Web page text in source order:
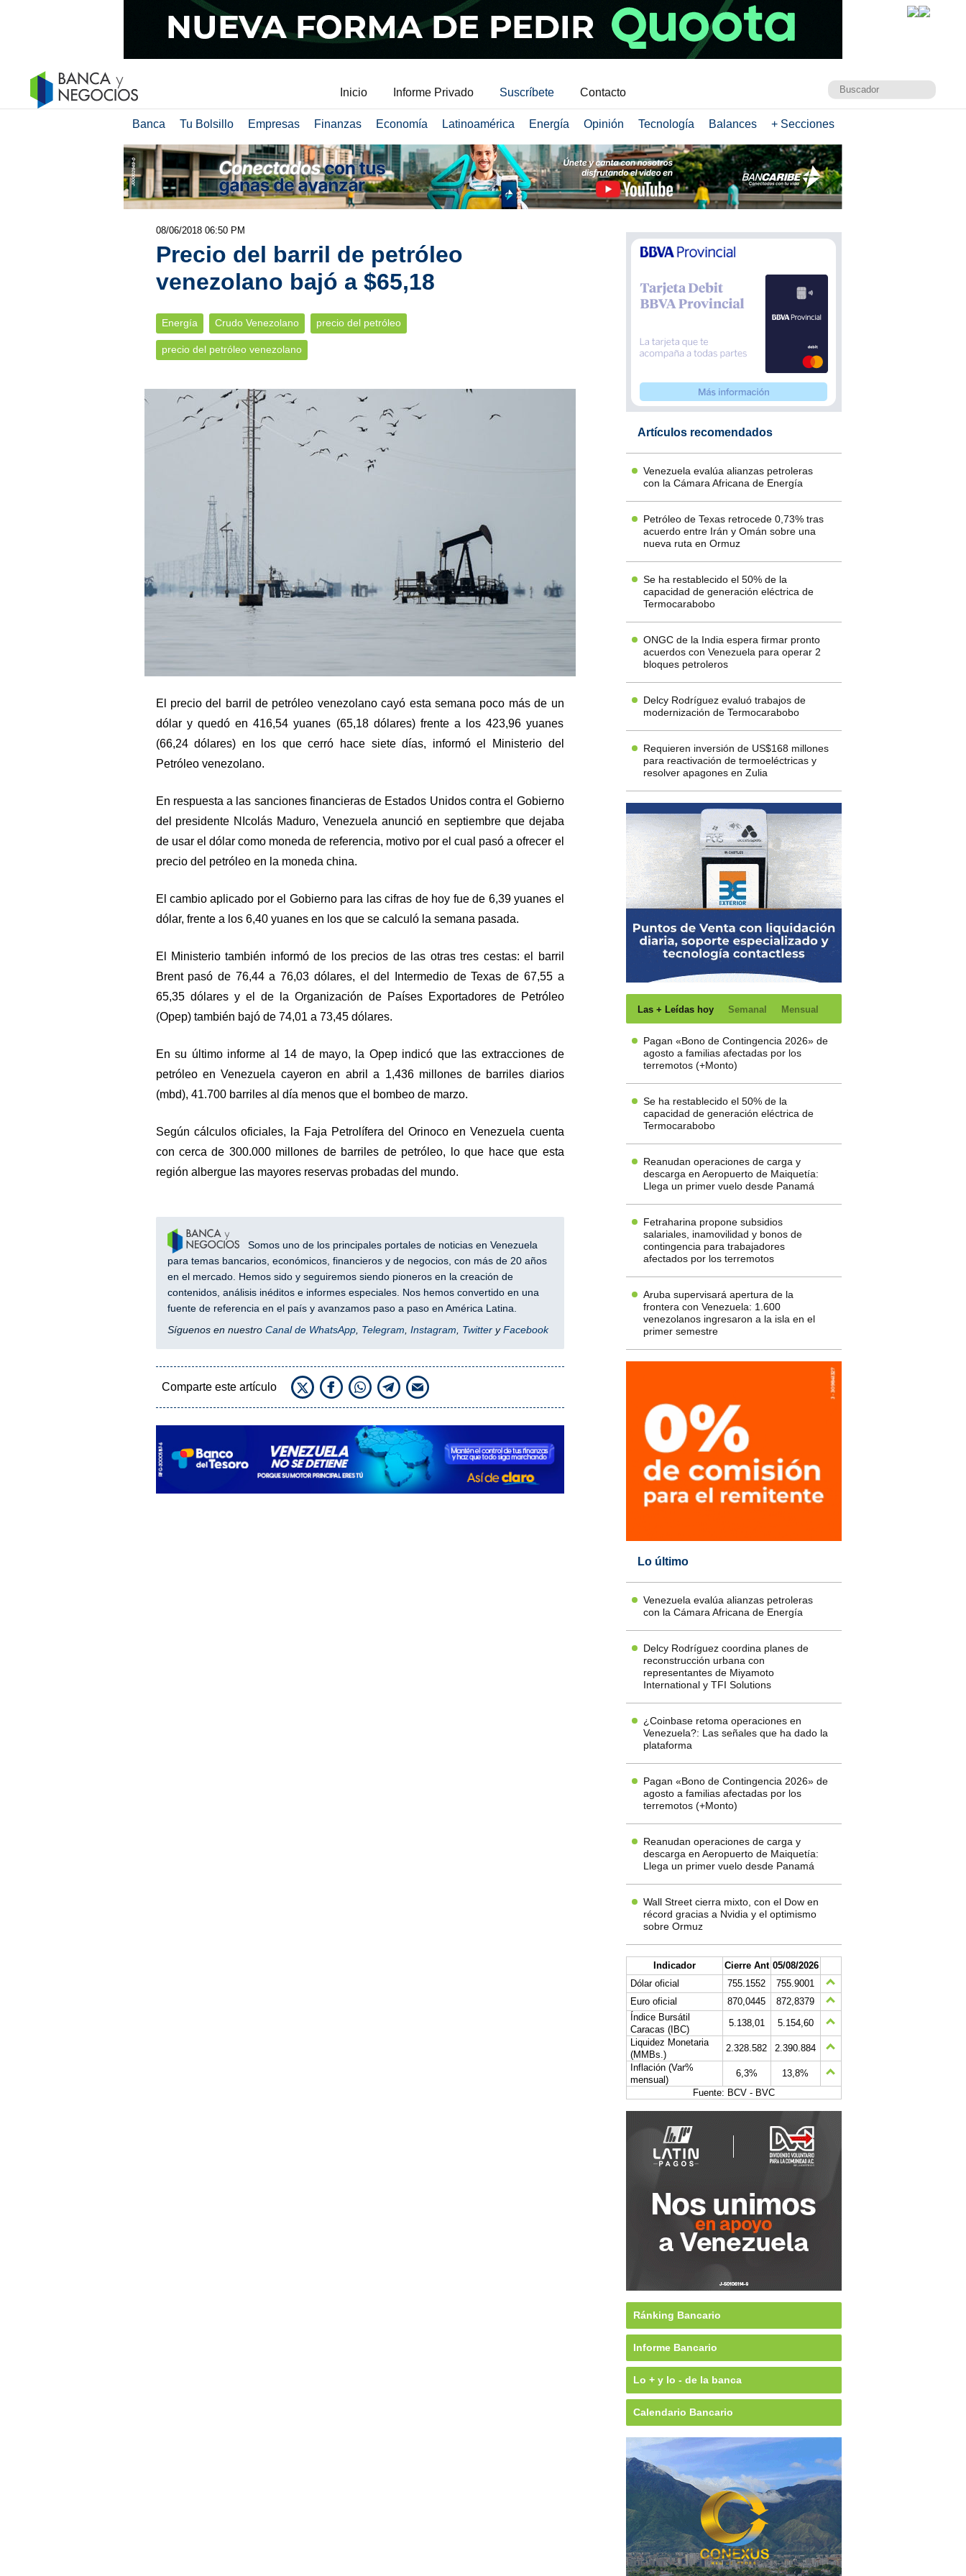
Inicio Informe Privado Suscríbete Contacto
Banca Tu Bolsillo Empresas Finanzas Economía Latinoamérica Energía Opinión Tecnología Balances + Secciones
08/06/2018 06:50 PM
Precio del barril de petróleo
venezolano bajó a $65,18
Energía Crudo Venezolano precio del petróleo
precio del petróleo venezolano
El precio del barril de petróleo venezolano cayó esta semana poco más de un
dólar y quedó en 416,54 yuanes (65,18 dólares) frente a los 423,96 yuanes
(66,24 dólares) en los que cerró hace siete días, informó el Ministerio del
Petróleo venezolano.
En respuesta a las sanciones financieras de Estados Unidos contra el Gobierno
del presidente NIcolás Maduro, Venezuela anunció en septiembre que dejaba
de usar el dólar como moneda de referencia, motivo por el cual pasó a ofrecer el
precio del petróleo en la moneda china.
El cambio aplicado por el Gobierno para las cifras de hoy fue de 6,39 yuanes el
dólar, frente a los 6,40 yuanes en los que se calculó la semana pasada.
El Ministerio también informó de los precios de las otras tres cestas: el barril
Brent pasó de 76,44 a 76,03 dólares, el del Intermedio de Texas de 67,55 a
65,35 dólares y el de la Organización de Países Exportadores de Petróleo
(Opep) también bajó de 74,01 a 73,45 dólares.
En su último informe al 14 de mayo, la Opep indicó que las extracciones de
petróleo en Venezuela cayeron en abril a 1,436 millones de barriles diarios
(mbd), 41.700 barriles al día menos que el bombeo de marzo.
Según cálculos oficiales, la Faja Petrolífera del Orinoco en Venezuela cuenta
con cerca de 300.000 millones de barriles de petróleo, lo que hace que esta
región albergue las mayores reservas probadas del mundo.
Somos uno de los principales portales de noticias en Venezuela
para temas bancarios, económicos, financieros y de negocios, con más de 20 años
en el mercado. Hemos sido y seguiremos siendo pioneros en la creación de
contenidos, análisis inéditos e informes especiales. Nos hemos convertido en una
fuente de referencia en el país y avanzamos paso a paso en América Latina.
Síguenos en nuestro Canal de WhatsApp, Telegram, Instagram, TwitteryFacebook
Comparte este artículo
Artículos recomendados
Venezuela evalúa alianzas petroleras
con la Cámara Africana de Energía
Petróleo de Texas retrocede 0,73% tras
acuerdo entre Irán y Omán sobre una
nueva ruta en Ormuz
Se ha restablecido el 50% de la
capacidad de generación eléctrica de
Termocarabobo
ONGC de la India espera firmar pronto
acuerdos con Venezuela para operar 2
bloques petroleros
Delcy Rodríguez evaluó trabajos de
modernización de Termocarabobo
Requieren inversión de US$168 millones
para reactivación de termoeléctricas y
resolver apagones en Zulia
Las + Leídas hoy Semanal Mensual
Pagan «Bono de Contingencia 2026» de
agosto a familias afectadas por los
terremotos (+Monto)
Se ha restablecido el 50% de la
capacidad de generación eléctrica de
Termocarabobo
Reanudan operaciones de carga y
descarga en Aeropuerto de Maiquetía:
Llega un primer vuelo desde Panamá
Fetraharina propone subsidios
salariales, inamovilidad y bonos de
contingencia para trabajadores
afectados por los terremotos
Aruba supervisará apertura de la
frontera con Venezuela: 1.600
venezolanos ingresaron a la isla en el
primer semestre
Lo último
Venezuela evalúa alianzas petroleras
con la Cámara Africana de Energía
Delcy Rodríguez coordina planes de
reconstrucción urbana con
representantes de Miyamoto
International y TFI Solutions
¿Coinbase retoma operaciones en
Venezuela?: Las señales que ha dado la
plataforma
Pagan «Bono de Contingencia 2026» de
agosto a familias afectadas por los
terremotos (+Monto)
Reanudan operaciones de carga y
descarga en Aeropuerto de Maiquetía:
Llega un primer vuelo desde Panamá
Wall Street cierra mixto, con el Dow en
récord gracias a Nvidia y el optimismo
sobre Ormuz
Indicador Cierre Ant 05/08/2026
Dólar oficial
755.1552
755.9001
Euro oficial
870,0445
872,8379
Índice Bursátil
Caracas (IBC)
5.138,01
5.154,60
Liquidez Monetaria
(MMBs.)
2.328.582
2.390.884
Inflación (Var%
mensual)
6,3%
13,8%
Fuente: BCV - BVC
Ránking Bancario
Informe Bancario
Lo + y lo - de la banca
Calendario Bancario